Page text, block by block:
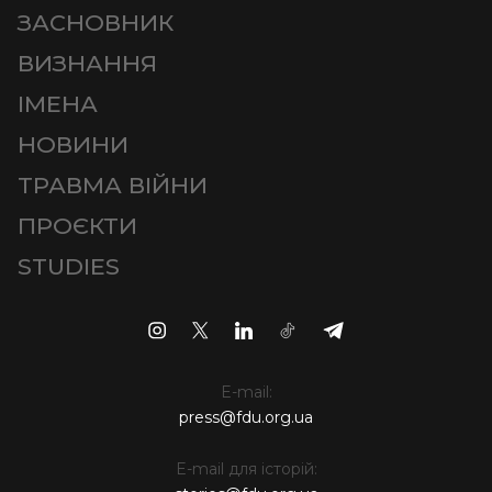
ЗАСНОВНИК
ВИЗНАННЯ
ІМЕНА
НОВИНИ
ТРАВМА ВІЙНИ
ПРОЄКТИ
STUDIES
E-mail:
press@fdu.org.ua
E-mail для історій: